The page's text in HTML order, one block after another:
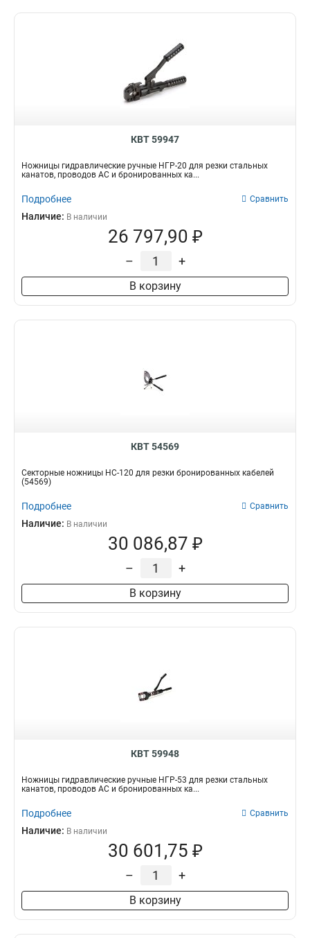
КВТ 59947
Ножницы гидравлические ручные НГР-20 для резки стальных
канатов, проводов АС и бронированных ка...
Подробнее Сравнить
Наличие: В наличии
26 797,90 ₽
– +
В корзину
КВТ 54569
Секторные ножницы НС-120 для резки бронированных кабелей
(54569)
Подробнее Сравнить
Наличие: В наличии
30 086,87 ₽
– +
В корзину
КВТ 59948
Ножницы гидравлические ручные НГР-53 для резки стальных
канатов, проводов АС и бронированных ка...
Подробнее Сравнить
Наличие: В наличии
30 601,75 ₽
– +
В корзину